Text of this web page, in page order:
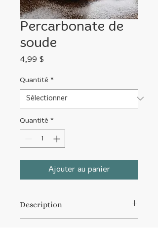
Percarbonate de
soude
4,99 $
Quantité *
Quantité *
Ajouter au panier
Description